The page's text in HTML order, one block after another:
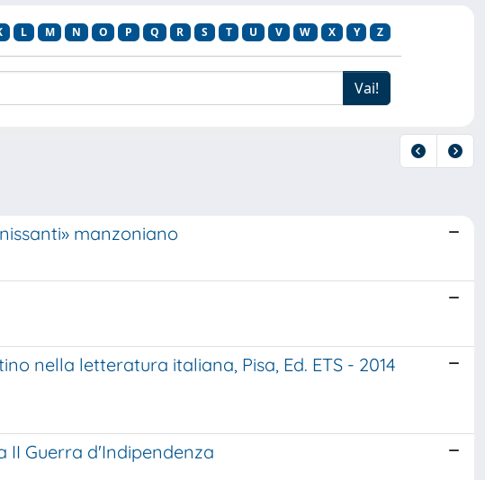
L M N O P Q R S T U V W X Y Z
manzoniano
nella letteratura italiana, Pisa, Ed. ETS - 2014
II Guerra d'Indipendenza